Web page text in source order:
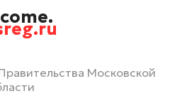
Московской